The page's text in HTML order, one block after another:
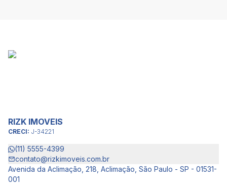
RIZK IMOVEIS
CRECI: J-34221
(11) 5555-4399
contato@rizkimoveis.com.br
Avenida da Aclimação, 218, Aclimação, São Paulo - SP - 01531-
001